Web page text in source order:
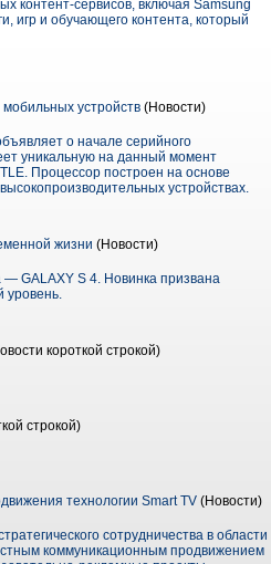
контент-сервисов, включая Samsung
игр и обучающего контента, который
устройств (Новости)
о начале серийного
уникальную на данный момент
Процессор построен на основе
устройствах.
жизни (Новости)
— GALAXY S 4. Новинка призвана
уровень.
короткой строкой)
строкой)
технологии Smart TV (Новости)
сотрудничества в области
коммуникационным продвижением